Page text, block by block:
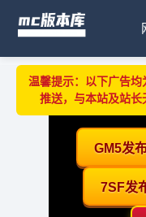
温馨提示：以下广告
推送，与本站及站长